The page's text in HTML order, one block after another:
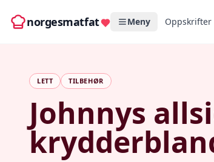
norgesmatfat Meny Oppskrifter
LETT TILBEHØR
Johnnys